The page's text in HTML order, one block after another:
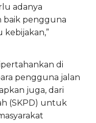
adanya
baik pengguna
di
pengguna jalan
juga, dari
(SKPD) untuk